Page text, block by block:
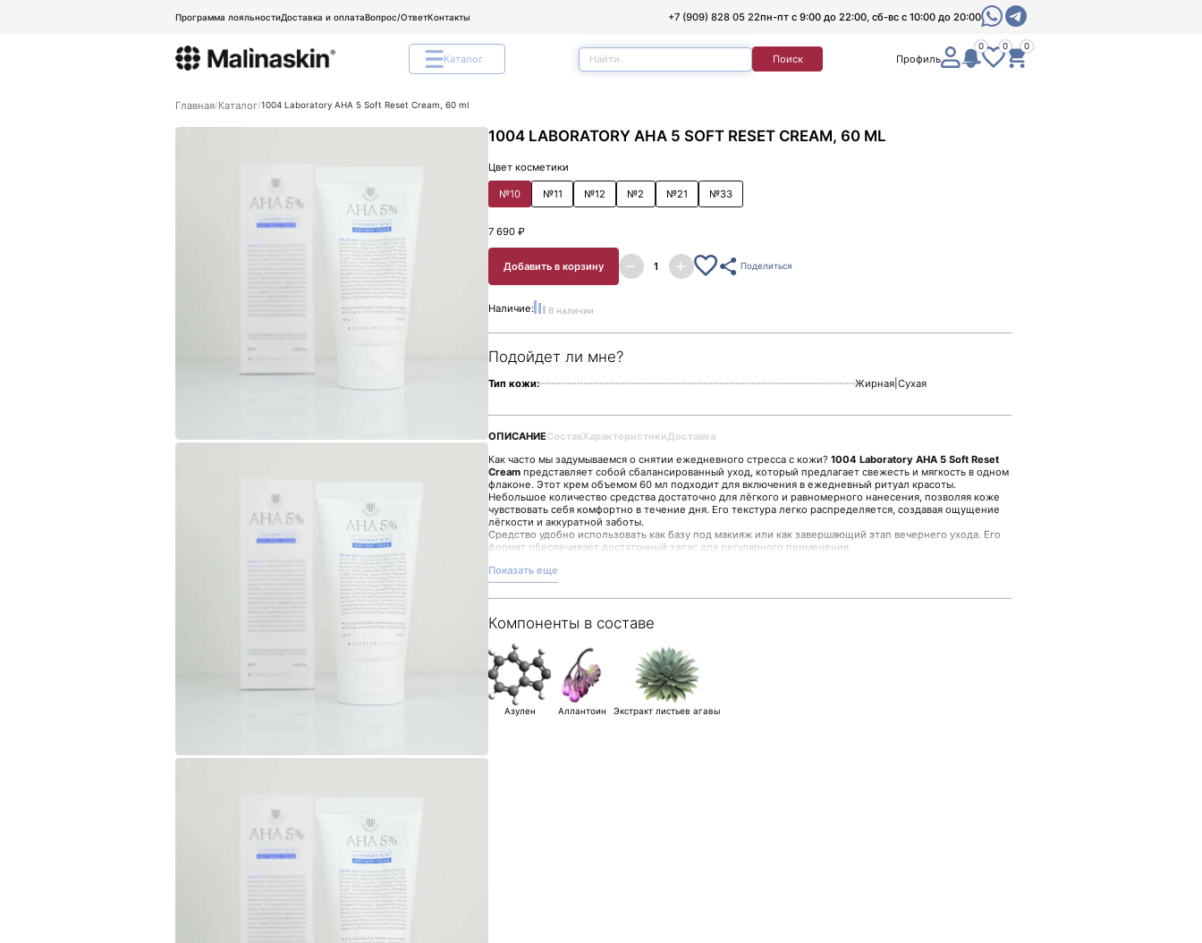
Программа лояльностиДоставка и оплатаВопрос/ОтветКонтакты +7 (909) 828 05 22пн-пт с 9:00 до 22:00, сб-вс с 10:00 до 20:00
Каталог Поиск Профиль
0 0 0
Главная Каталог 1004 Laboratory AHA 5 Soft Reset Cream, 60 ml
1004 LABORATORY AHA 5 SOFT RESET CREAM, 60 ML
Цвет косметики
№10 №11 №12 №2 №21 №33
7 690 ₽
Добавить в корзину Поделиться
Наличие: В наличии
Подойдет ли мне?
Тип кожи: Жирная Сухая
ОПИСАНИЕСоставХарактеристикиДоставка
Как часто мы задумываемся о снятии ежедневного стресса с кожи? 1004 Laboratory AHA 5 Soft Reset
Cream представляет собой сбалансированный уход, который предлагает свежесть и мягкость в одном
флаконе. Этот крем объемом 60 мл подходит для включения в ежедневный ритуал красоты.
Небольшое количество средства достаточно для лёгкого и равномерного нанесения, позволяя коже
чувствовать себя комфортно в течение дня. Его текстура легко распределяется, создавая ощущение
лёгкости и аккуратной заботы.
Средство удобно использовать как базу под макияж или как завершающий этап вечернего ухода. Его
формат обеспечивает достаточный запас для регулярного применения.
который гармонично вписывается в рутину ухода. Все подробности об этом креме доступны в
магазине Malinaskin.
Показать еще
Компоненты в составе
Азулен Аллантоин Экстракт листьев агавы